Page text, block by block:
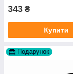
343 ₴
Купити
Подарунок